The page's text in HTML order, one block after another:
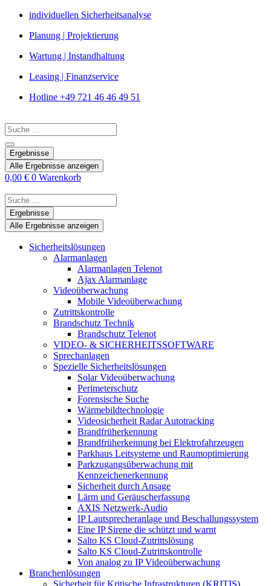
Zum
springen
individuellen Sicherheitsanalyse
Planung | Projektierung
Wartung | Instandhaltung
Leasing | Finanzservice
Hotline +49 721 46 46 49 51
Search
...
Ergebnisse
Alle Ergebnisse anzeigen
0,00 € 0 Warenkorb
Search
...Ergebnisse
Alle Ergebnisse anzeigen
Sicherheitslösungen
Alarmanlagen
Alarmanlagen Telenot
Ajax Alarmanlage
Videoüberwachung
Mobile Videoüberwachung
Zutrittskontrolle
Brandschutz Technik
Brandschutz Telenot
VIDEO- & SICHERHEITSSOFTWARE
Sprechanlagen
Spezielle Sicherheitslösungen
Solar Videoüberwachung
Perimeterschutz
Forensische Suche
Wärmebildtechnologie
Videosicherheit Radar Autotracking​
Brandfrüherkennung
Brandfrüherkennung bei Elektrofahrzeugen
Parkhaus Leitsysteme und Raumoptimierung
Parkzugangsüberwachung mit
Kennzeichenerkennung
Sicherheit durch Ansage
Lärm und Geräuscherfassung
AXIS Netzwerk-Audio
IP Lautsprecheranlage und Beschallungssystem
Eine IP Sirene die schützt und warnt
Salto KS Cloud-Zutrittslösung
Salto KS Cloud-Zutrittskontrolle
Von analog zu IP Videoüberwachung
Branchenlösungen
Sicherheit für Kritische Infrastrukturen (KRITIS)